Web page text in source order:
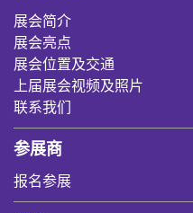
展会简介
展会亮点
展会位置及交通
上届展会视频及照片
联系我们
参展商
报名参展